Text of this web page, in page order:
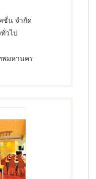
ชั่น จำกัด
วไป
พมหานคร